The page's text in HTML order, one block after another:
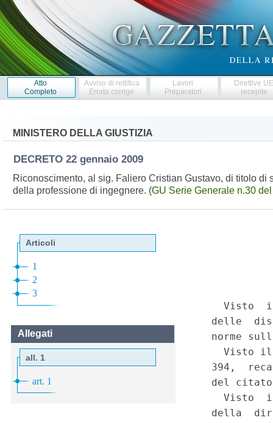
Atto
Completo
Avviso di rettifica
Errata corrige
Lavori
Preparatori
Direttive
recepite
MINISTERO DELLA GIUSTIZIA
DECRETO 22 gennaio 2009
Riconoscimento, al sig. Faliero Cristian Gustavo, di titolo
della professione di ingegnere. (GU Serie Generale n.30